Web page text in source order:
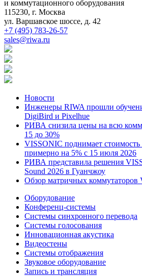
и коммутационного оборудования
115230, г. Москва
ул. Варшавское шоссе, д. 42
+7 (495) 783-26-57
sales@riwa.ru
Новости
Инженеры RIWA прошли
DigiBird и Pixelhue
РИВА снизила цены на всю
15 до 30%
VISSONIC поднимает
примерно на 5% с 15 июля 2026
РИВА представила решения
Sound 2026 в Гуанчжоу
Обзор матричных коммутаторов
Оборудование
Конференц-системы
Системы синхронного перевода
Системы голосования
Инновационная акустика
Видеостены
Системы отображения
Звуковое оборудование
Запись и трансляция